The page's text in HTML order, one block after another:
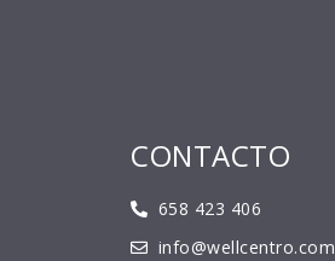
CONTACTO
658 423 406
info@wellcentro.com